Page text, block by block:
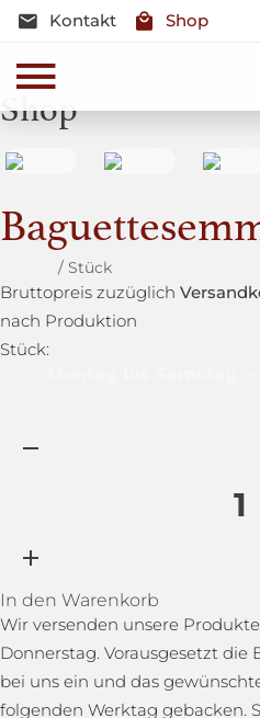
Kontakt Shop
Shop
Bruttopreis zuzüglich
nach Produktion
Stück:
In den Warenkorb
Wir versenden unsere
Donnerstag. Vorausgesetzt die
bei uns ein und das
folgenden Werktag gebacken.